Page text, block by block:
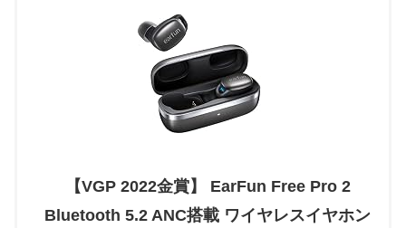
【VGP 2022金賞】 EarFun Free Pro 2
Bluetooth 5.2 ANC搭載 ワイヤレスイヤホン